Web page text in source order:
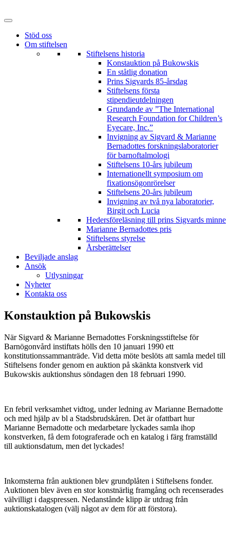
till
Stöd oss
Om stiftelsen
Stiftelsens historia
Konstauktion på Bukowskis
En ståtlig donation
Prins Sigvards 85-årsdag
Stiftelsens första
stipendieutdelningen
Grundande av ”The International
Research Foundation for Children’s
Eyecare, Inc.”
Invigning av Sigvard & Marianne
Bernadottes forskningslaboratorier
för barnoftalmologi
Stiftelsens 10-års jubileum
Internationellt symposium om
fixationsögonrörelser
Stiftelsens 20-års jubileum
Invigning av två nya laboratorier,
Birgit och Lucia
Hedersföreläsning till prins Sigvards minne
Marianne Bernadottes pris
Stiftelsens styrelse
Årsberättelser
Beviljade anslag
Ansök
Utlysningar
Nyheter
Kontakta oss
Konstauktion på Bukowskis
När Sigvard & Marianne Bernadottes Forskningsstiftelse för
Barnögonvård instiftats hölls den 10 januari 1990 ett
konstitutionssammanträde. Vid detta möte beslöts att samla medel till
Stiftelsens fonder genom en auktion på skänkta konstverk vid
Bukowskis auktionshus söndagen den 18 februari 1990.
En febril verksamhet vidtog, under ledning av Marianne Bernadotte
och med hjälp av bl a Stadsbrudskåren. Det är ofattbart hur
Marianne Bernadotte och medarbetare lyckades samla ihop
konstverken, få dem fotograferade och en katalog i färg framställd
till auktionsdatum, men det lyckades!
Inkomsterna från auktionen blev grundplåten i Stiftelsens fonder.
Auktionen blev även en stor konstnärlig framgång och recenserades
välvilligt i dagspressen. Nedanstånde klipp är utdrag från
auktionskatalogen (välj något av dem för att förstora).